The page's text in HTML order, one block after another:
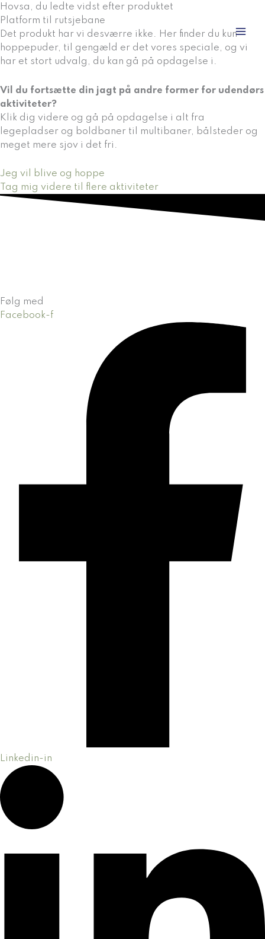
Gå
til
indholdet
Hovsa, du ledte vidst efter produktet
Platform til rutsjebane
Det produkt har vi desværre ikke. Her finder du kun
hoppepuder, til gengæld er det vores speciale, og vi
har et stort udvalg, du kan gå på opdagelse i.
Vil du fortsætte din jagt på andre former for udendørs
aktiviteter?
Klik dig videre og gå på opdagelse i alt fra
legepladser og boldbaner til multibaner, bålsteder og
meget mere sjov i det fri.
Jeg vil blive og hoppe
Tag mig videre til flere aktiviteter
Følg med
Facebook-f
Linkedin-in